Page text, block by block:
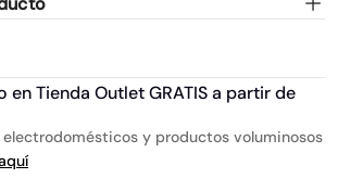
en Tienda Outlet GRATIS a partir de
y productos voluminosos